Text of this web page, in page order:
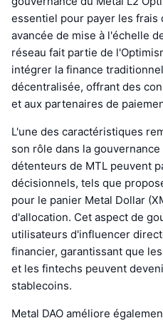
essentiel pour payer les frais
avancée de mise à l'échelle
réseau fait partie de
intégrer la finance
décentralisée, offrant des
et aux partenaires de
L'une des caractéristiques
son rôle dans la
détenteurs de MTL peuvent
décisionnels, tels que
pour le panier Metal Dollar
d'allocation. Cet aspect de
utilisateurs d'influencer
financier, garantissant que
et les fintechs peuvent
stablecoins.
Metal DAO améliore